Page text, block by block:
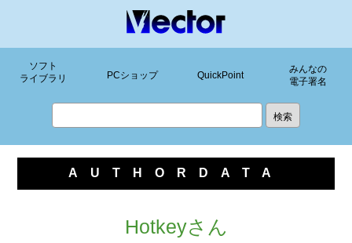
ソフト
ライブラリ
PCショップ QuickPoint
みんなの
電子署名
AUTHORDATA
Hotkeyさん